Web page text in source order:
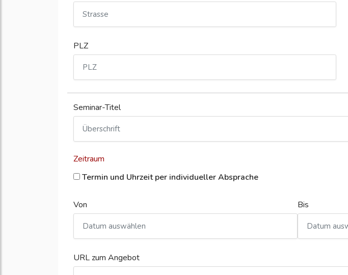
PLZ
Seminar-Titel
Zeitraum
Termin und Uhrzeit per individueller Absprache
Von Bis
URL zum Angebot